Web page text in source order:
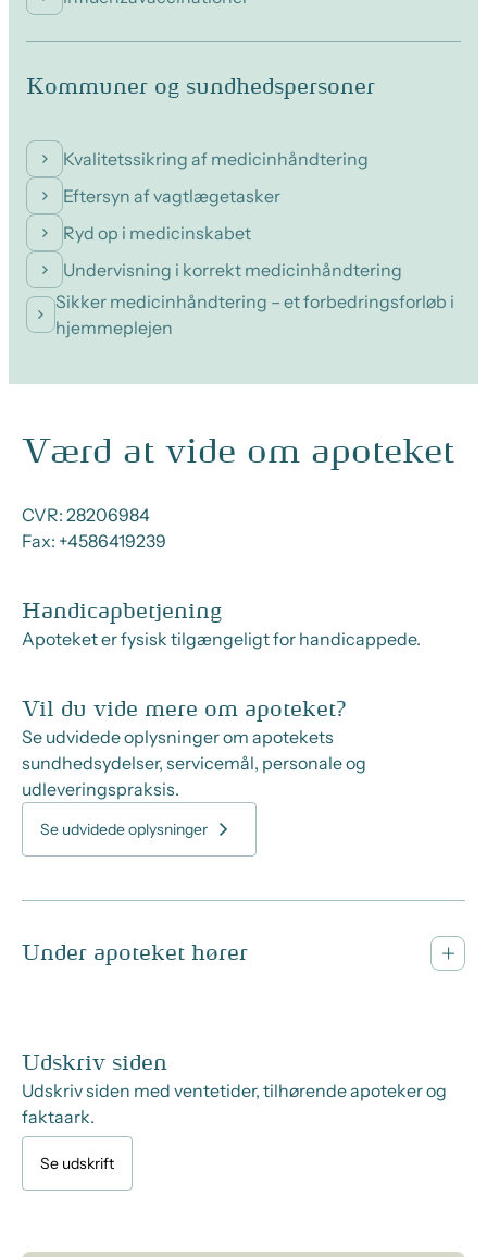
Kommuner og sundhedspersoner
Kvalitetssikring af medicinhåndtering
Eftersyn af vagtlægetasker
Ryd op i medicinskabet
Undervisning i korrekt medicinhåndtering
Sikker medicinhåndtering – et forbedringsforløb i
hjemmeplejen
Værd at vide om apoteket
CVR: 28206984
Fax: +4586419239
Handicapbetjening
Apoteket er fysisk tilgængeligt for handicappede.
Vil du vide mere om apoteket?
Se udvidede oplysninger om apotekets
sundhedsydelser, servicemål, personale og
udleveringspraksis.
Se udvidede oplysninger
Under apoteket hører
Udskriv siden
Udskriv siden med ventetider, tilhørende apoteker og
faktaark.
Se udskrift